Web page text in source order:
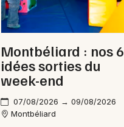
Je m'abonne
Montbéliard : nos 6
idées sorties du
week-end
07/08/2026 → 09/08/2026
Montbéliard